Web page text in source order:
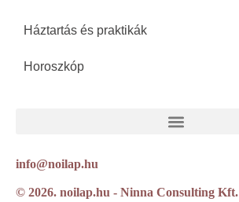
Háztartás és praktikák
Horoszkóp
info@noilap.hu
© 2026. noilap.hu - Ninna Consulting Kft.